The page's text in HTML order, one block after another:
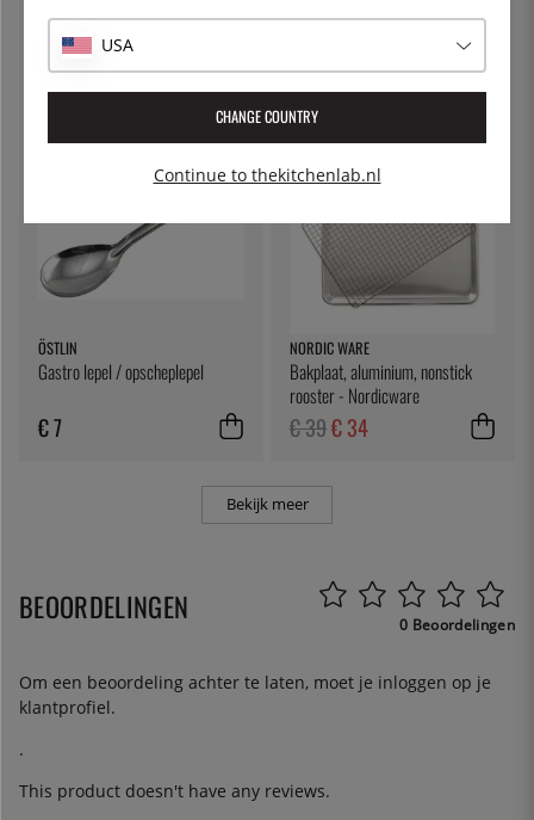
Cap #3 - vit bourgogne
€ 35
Cap #3 - schnitzel
€ 35
ÖSTLIN
Gastro lepel / opscheplepel
€ 7
13%
NORDIC WARE
Bakplaat, aluminium, nonstick
rooster - Nordicware
€ 39€ 34
Bekijk meer
BEOORDELINGEN 0 Beoordelingen
Om een beoordeling achter te laten, moet je inloggen op je
klantprofiel.
.
This product doesn't have any reviews.
USA
CHANGE COUNTRY
Continue to thekitchenlab.nl